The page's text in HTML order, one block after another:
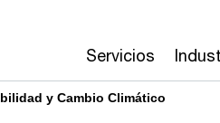
Servicios
y Cambio Climático